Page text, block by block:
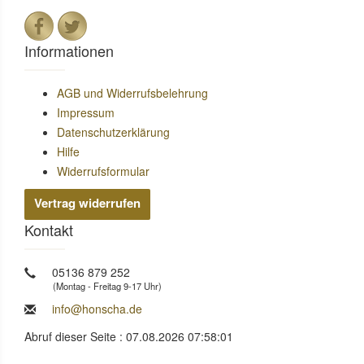
Informationen
AGB und Widerrufsbelehrung
Impressum
Datenschutzerklärung
Hilfe
Widerrufsformular
Vertrag widerrufen
Kontakt
05136 879 252
(Montag - Freitag 9-17 Uhr)
info@honscha.de
Abruf dieser Seite : 07.08.2026 07:58:01